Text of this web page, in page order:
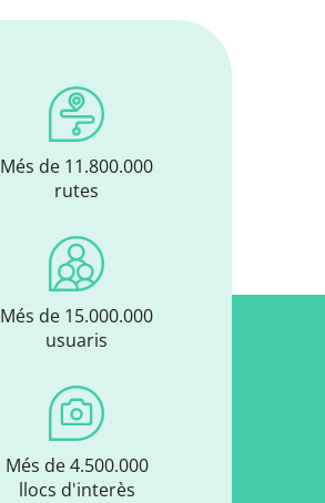
Més de 11.800.000
rutes
Més de 15.000.000
usuaris
Més de 4.500.000
llocs d'interès